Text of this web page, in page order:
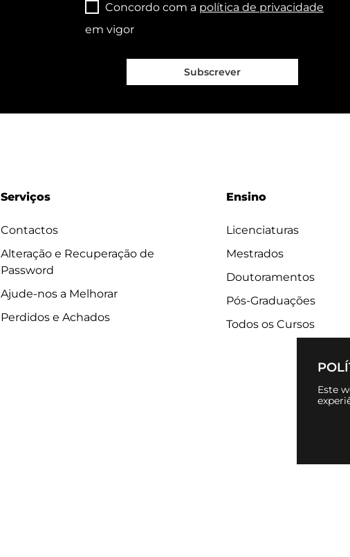
Este
Concordo com a política de privacidade
em vigor
Subscrever
Serviços
Contactos
Alteração e Recuperação de
Password
Ajude-nos a Melhorar
Perdidos e Achados
Ensino
Licenciaturas
Mestrados
Doutoramentos
Pós-Graduações
Todos os Cursos